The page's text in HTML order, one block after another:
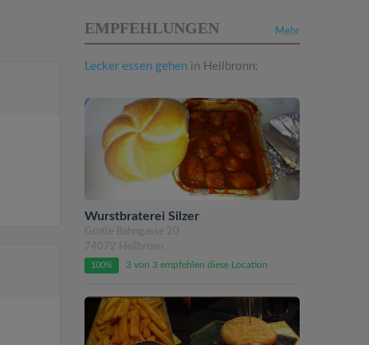
Mehr
EMPFEHLUNGEN
Lecker essen gehen in Heilbronn:
Wurstbraterei Silzer
Große Bahngasse 20
74072 Heilbronn
100% 3 von 3 empfehlen diese Location